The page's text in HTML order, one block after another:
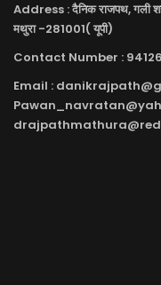
Address : दैनिक राजपथ, गली
मथुरा -281001( यूपी)
Contact Number :
Email :